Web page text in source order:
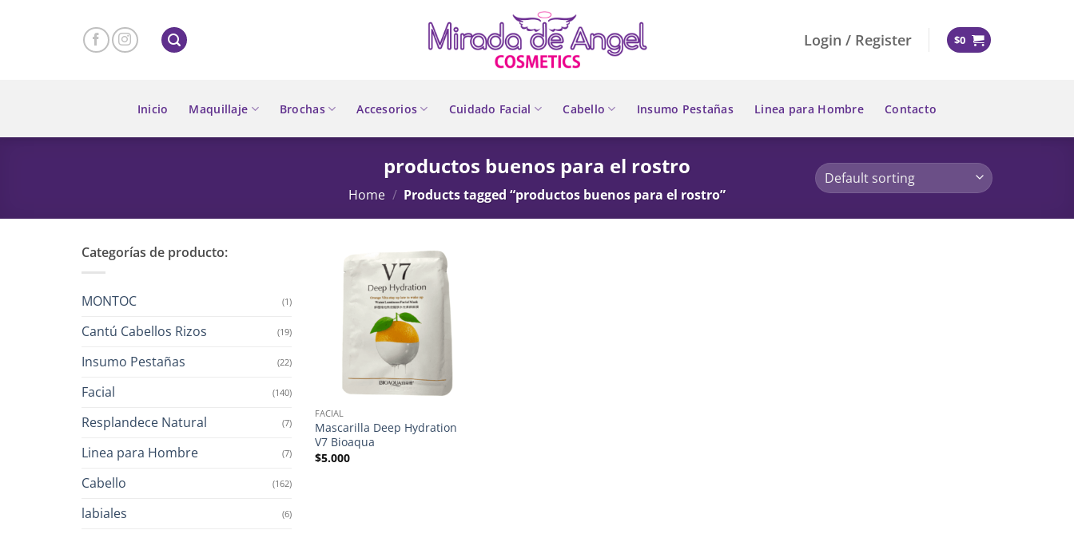
Login / Register $0
Inicio Maquillaje Brochas Accesorios Cuidado Facial Cabello Insumo Pestañas Linea para Hombre Contacto
productos buenos para el rostro
Home / Products tagged “productos buenos para el rostro”
Categorías de producto:
MONTOC (1)
Cantú Cabellos Rizos (19)
Insumo Pestañas (22)
Facial (140)
Resplandece Natural (7)
Linea para Hombre (7)
Cabello (162)
labiales (6)
FACIAL
Mascarilla Deep Hydration
V7 Bioaqua
$5.000